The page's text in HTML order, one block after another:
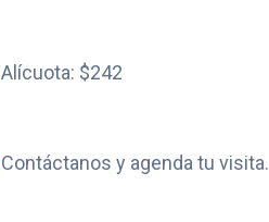
Alícuota: $242
Contáctanos y agenda tu visita.